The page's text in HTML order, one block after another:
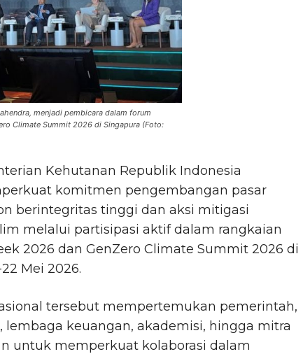
menjadi pembicara dalam forum
Climate Summit 2026 di Singapura (Foto:
Kehutanan Republik Indonesia
komitmen pengembangan pasar
berintegritas tinggi dan aksi mitigasi
melalui partisipasi aktif dalam rangkaian
2026 dan GenZero Climate Summit 2026 di
Mei 2026.
tersebut mempertemukan pemerintah,
lembaga keuangan, akademisi, hingga mitra
untuk memperkuat kolaborasi dalam